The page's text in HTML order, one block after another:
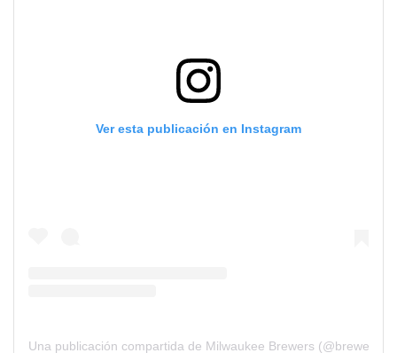
Ver esta publicación en Instagram
Una publicación compartida de Milwaukee Brewers (@brewers)